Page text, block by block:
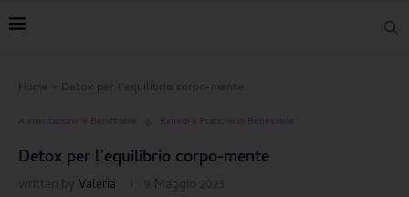
Detox per l’equilibrio corpo-mente
Alimentazione e Benessere Rimedi e Pratiche di Benessere
Detox per l’equilibrio corpo-mente
written by Valeria 9 Maggio 2023